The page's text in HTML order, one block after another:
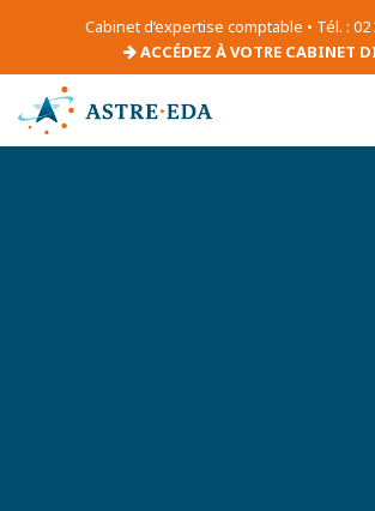
Cabinet d’expertise comptable • Tél. : 02
ACCÉDEZ À VOTRE CABINET